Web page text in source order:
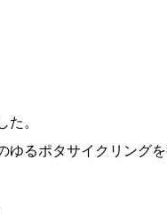
。
ゆるポタサイクリング